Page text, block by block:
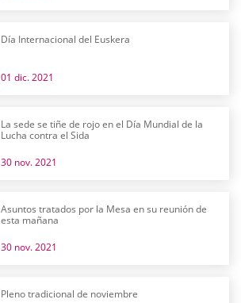
Día Internacional del Euskera
01 dic. 2021
La sede se tiñe de rojo en el Día Mundial de la
Lucha contra el Sida
30 nov. 2021
Asuntos tratados por la Mesa en su reunión de
esta mañana
30 nov. 2021
Pleno tradicional de noviembre